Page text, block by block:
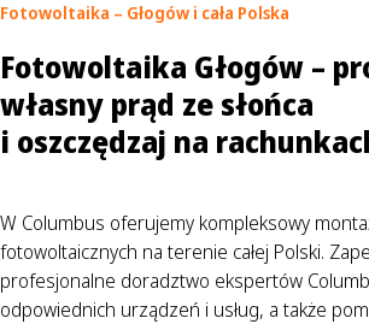
Fotowoltaika – Głogów i cała Polska
Fotowoltaika Głogów –
własny prąd ze słońca
i oszczędzaj na
W Columbus oferujemy kompleksowy
fotowoltaicznych na terenie całej Polski.
profesjonalne doradztwo ekspertów
odpowiednich urządzeń i usług, a także